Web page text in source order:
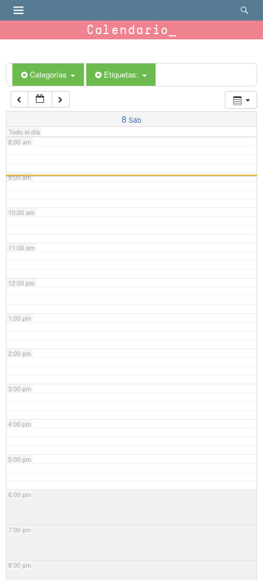
Calendario
Categorías Etiquetas:
8 Sáb
Todo el día
6:00 am
7:00 am
8:00 am
9:00 am
10:00 am
11:00 am
12:00 pm
1:00 pm
2:00 pm
3:00 pm
4:00 pm
5:00 pm
6:00 pm
7:00 pm
8:00 pm